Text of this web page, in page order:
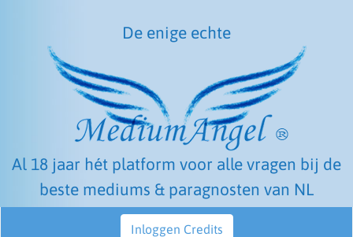
De enige echte
Al 18 jaar hét platform voor alle vragen bij de
beste mediums & paragnosten van NL
Inloggen Credits